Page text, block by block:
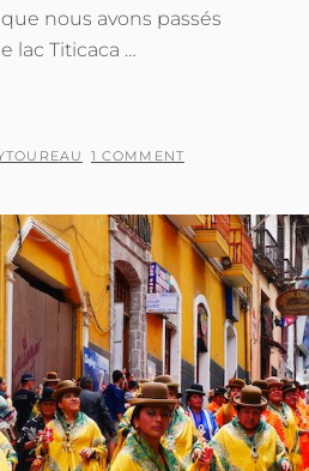
nous avons passés
lac Titicaca …
LAC
LE
HAUT
DU
MONDE
1 COMMENT